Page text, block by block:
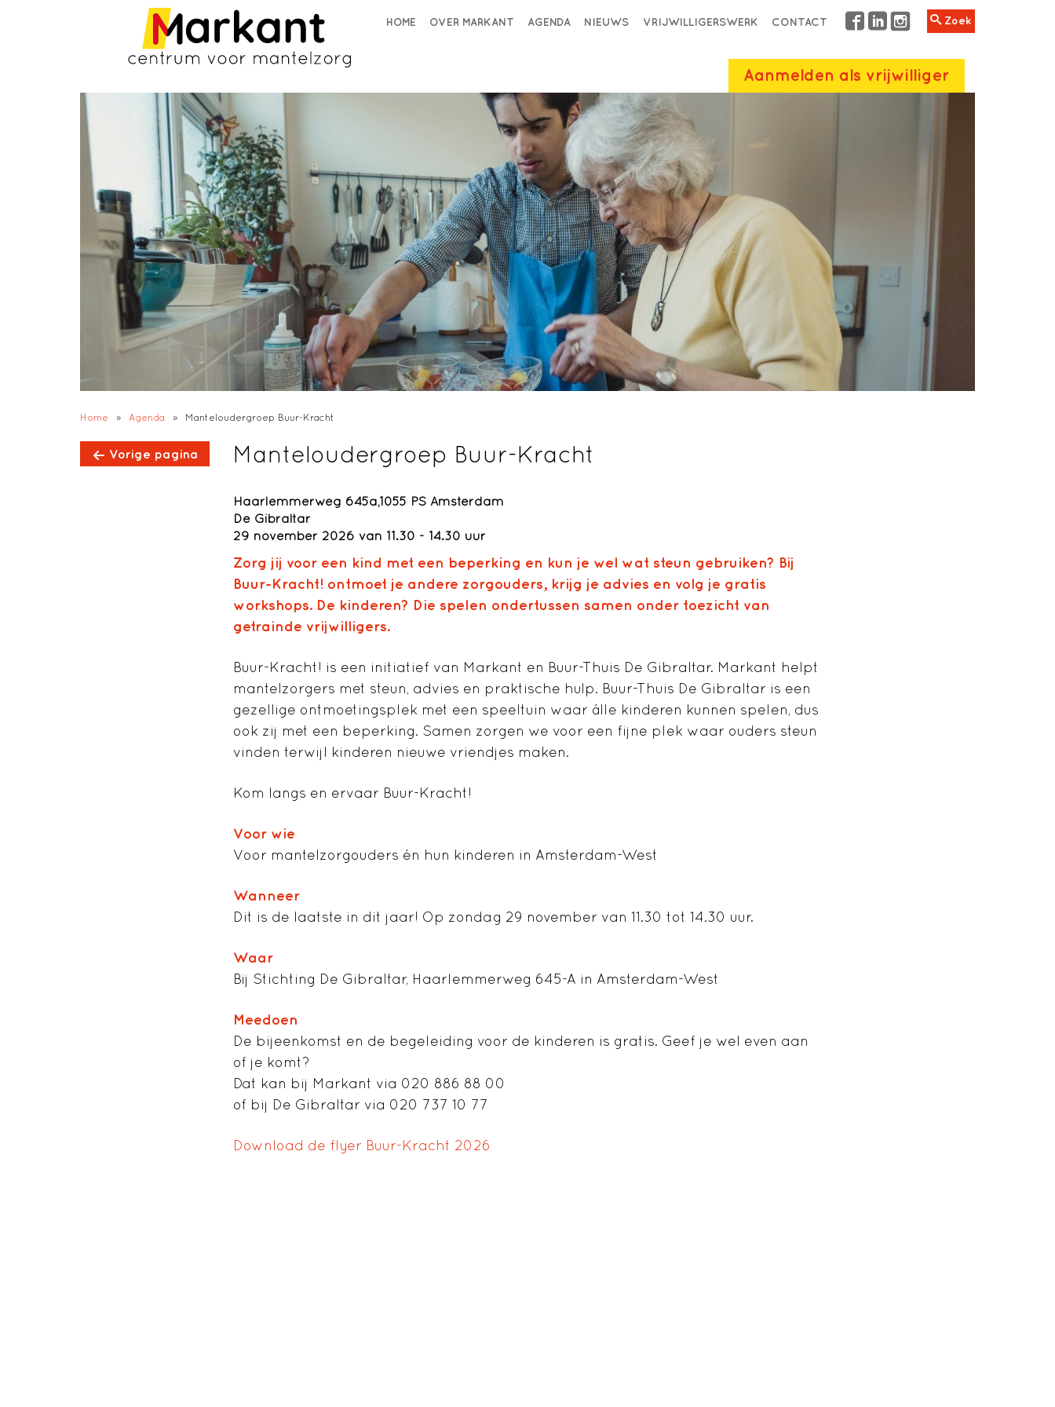
HOME OVER MARKANT AGENDA NIEUWS VRIJWILLIGERSWERK CONTACT Zoek
Aanmelden als vrijwilliger
Home » Agenda » Manteloudergroep Buur-Kracht
Vorige pagina Manteloudergroep Buur-Kracht
Haarlemmerweg 645a,1055 PS Amsterdam
De Gibraltar
29 november 2026 van 11.30 - 14.30 uur
Zorg jij voor een kind met een beperking en kun je wel wat steun gebruiken? Bij
Buur-Kracht! ontmoet je andere zorgouders, krijg je advies en volg je gratis
workshops. De kinderen? Die spelen ondertussen samen onder toezicht van
getrainde vrijwilligers.
Buur-Kracht! is een initiatief van Markant en Buur-Thuis De Gibraltar. Markant helpt
mantelzorgers met steun, advies en praktische hulp. Buur-Thuis De Gibraltar is een
gezellige ontmoetingsplek met een speeltuin waar álle kinderen kunnen spelen, dus
ook zij met een beperking. Samen zorgen we voor een fijne plek waar ouders steun
vinden terwijl kinderen nieuwe vriendjes maken.
Kom langs en ervaar Buur-Kracht!
Voor wie
Voor mantelzorgouders én hun kinderen in Amsterdam-West
Wanneer
Dit is de laatste in dit jaar! Op zondag 29 november van 11.30 tot 14.30 uur.
Waar
Bij Stichting De Gibraltar, Haarlemmerweg 645-A in Amsterdam-West
Meedoen
De bijeenkomst en de begeleiding voor de kinderen is gratis. Geef je wel even aan
of je komt?
Dat kan bij Markant via 020 886 88 00
of bij De Gibraltar via 020 737 10 77
Download de flyer Buur-Kracht 2026